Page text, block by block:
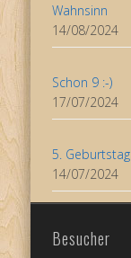
Wahnsinn
14/08/2024
Schon 9 :-)
17/07/2024
5. Geburtstag
14/07/2024
Besucher